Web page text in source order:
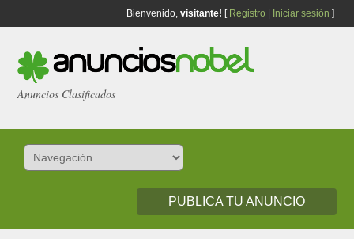
Bienvenido, visitante! [ Registro Iniciar sesión ]
Anuncios Clasificados
PUBLICA TU ANUNCIO